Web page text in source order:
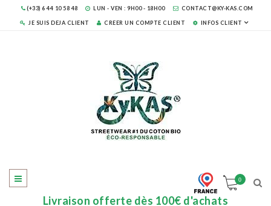
(+33) 6 44 10 58 48 LUN - VEN : 9H00 - 18H00 CONTACT@KY-KAS.COM
JE SUIS DEJA CLIENT CREER UN COMPTE CLIENT INFOS CLIENT
0
Livraison offerte dès 100€ d'achats